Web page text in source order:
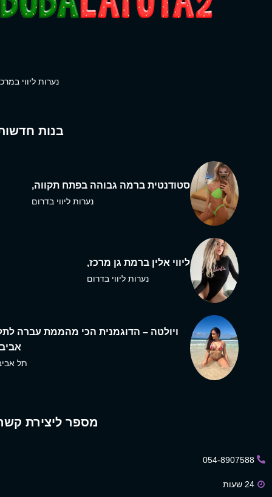
נערות ליווי
בנות
סטודנטית ברמה גבוהה בפתח תקווה,
נערות ליווי בדרום
ליווי אלין ברמת גן מרכז,
נערות ליווי בדרום
ויולטה – הדוגמנית הכי מהממת עברה
תל
מספר ליצירת
054-8907588
24 שעות